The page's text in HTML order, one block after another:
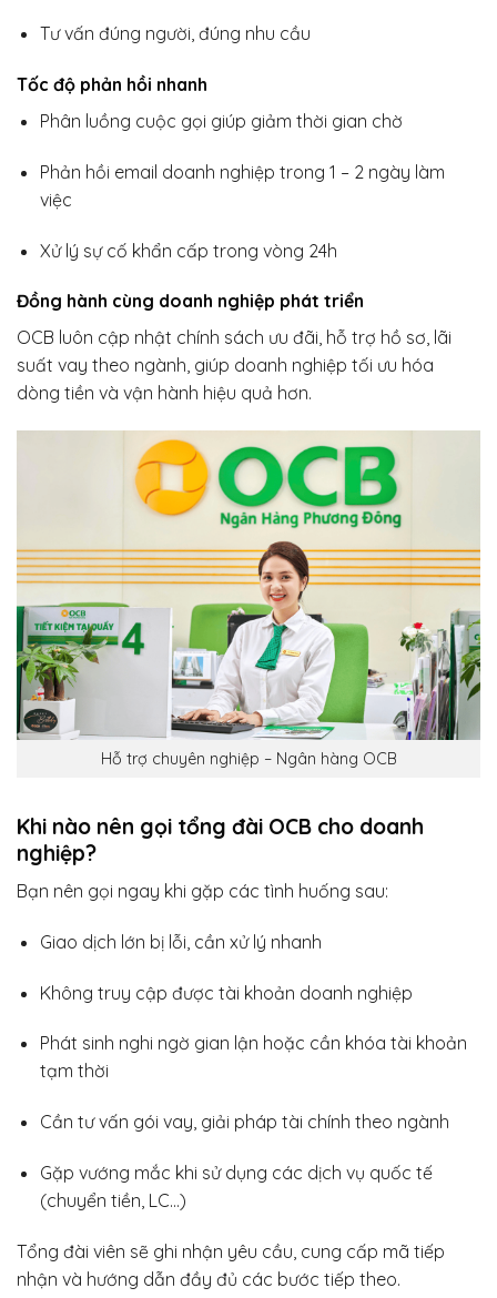
Tư vấn đúng người, đúng nhu cầu
Tốc độ phản hồi nhanh
Phân luồng cuộc gọi giúp giảm thời gian chờ
Phản hồi email doanh nghiệp trong 1 – 2 ngày làm
việc
Xử lý sự cố khẩn cấp trong vòng 24h
Đồng hành cùng doanh nghiệp phát triển
OCB luôn cập nhật chính sách ưu đãi, hỗ trợ hồ sơ, lãi
suất vay theo ngành, giúp doanh nghiệp tối ưu hóa
dòng tiền và vận hành hiệu quả hơn.
Hỗ trợ chuyên nghiệp – Ngân hàng OCB
Khi nào nên gọi tổng đài OCB cho doanh
nghiệp?
Bạn nên gọi ngay khi gặp các tình huống sau:
Giao dịch lớn bị lỗi, cần xử lý nhanh
Không truy cập được tài khoản doanh nghiệp
Phát sinh nghi ngờ gian lận hoặc cần khóa tài khoản
tạm thời
Cần tư vấn gói vay, giải pháp tài chính theo ngành
Gặp vướng mắc khi sử dụng các dịch vụ quốc tế
(chuyển tiền, LC…)
Tổng đài viên sẽ ghi nhận yêu cầu, cung cấp mã tiếp
nhận và hướng dẫn đầy đủ các bước tiếp theo.